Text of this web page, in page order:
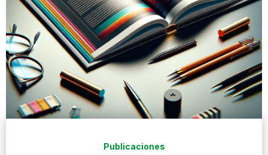
Publicaciones